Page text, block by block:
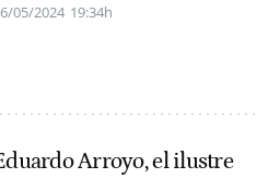
05/2024 19:34h
Arroyo, el ilustre